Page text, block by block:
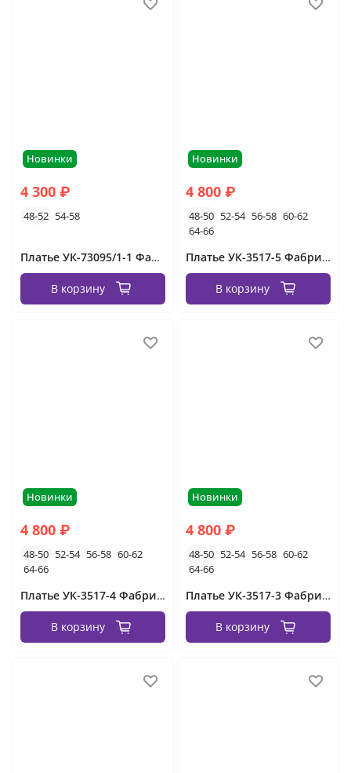
Новинки
4 300 ₽
48-52 54-58
Платье УК-73095/1-1 Фабрика Моды
В корзину
Новинки
4 800 ₽
48-50 52-54 56-58 60-62
64-66
Платье УК-3517-5 Фабрика Моды
В корзину
Новинки
4 800 ₽
48-50 52-54 56-58 60-62
64-66
Платье УК-3517-4 Фабрика Моды
В корзину
Новинки
4 800 ₽
48-50 52-54 56-58 60-62
64-66
Платье УК-3517-3 Фабрика Моды
В корзину